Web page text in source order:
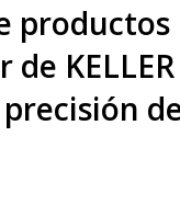
productos
de